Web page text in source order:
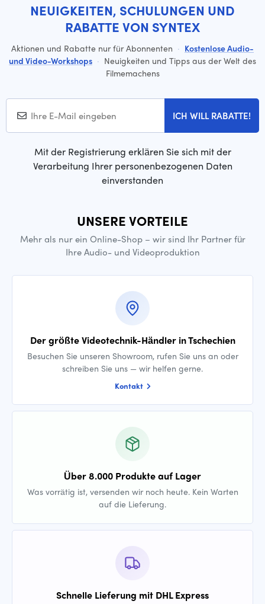
NEUIGKEITEN, SCHULUNGEN UND
RABATTE VON SYNTEX
Aktionen und Rabatte nur für Abonnenten · Kostenlose Audio-
und Video-Workshops · Neuigkeiten und Tipps aus der Welt des
Filmemachens
ICH WILL RABATTE!
Mit der Registrierung erklären Sie sich mit der
Verarbeitung Ihrer personenbezogenen Daten
einverstanden
UNSERE VORTEILE
Mehr als nur ein Online-Shop – wir sind Ihr Partner für
Ihre Audio- und Videoproduktion
Der größte Videotechnik-Händler in Tschechien
Besuchen Sie unseren Showroom, rufen Sie uns an oder
schreiben Sie uns — wir helfen gerne.
Kontakt
Über 8.000 Produkte auf Lager
Was vorrätig ist, versenden wir noch heute. Kein Warten
auf die Lieferung.
Schnelle Lieferung mit DHL Express